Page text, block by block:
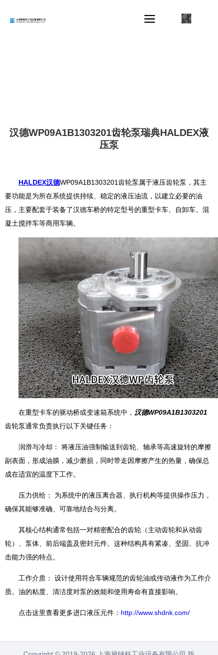
汉德WP09A1B1303201齿轮泵瑞典HALDEX液
压泵
HALDEX汉德WP09A1B1303201齿轮泵属于液压齿轮泵，其主
要功能是为所在系统提供持续、稳定的液压油流，以建立必要的油
压，主要配套于装备了汉德车桥的特定型号的重型卡车、自卸车、混
凝土搅拌车等商用车辆。
在重型卡车的驱动桥或变速箱系统中， 汉德WP09A1B1303201
齿轮泵通常负责执行以下关键任务：
润滑与冷却： 将液压油强制输送到齿轮、轴承等高速旋转的摩擦
副表面，形成油膜，减少磨损，同时带走因摩擦产生的热量，确保总
成在适宜的温度下工作。
压力供给： 为系统中的液压离合器、执行机构等提供操作压力，
确保其能够准确、可靠地结合与分离。
其核心结构通常包括一对精密配合的齿轮（主动齿轮和从动齿
轮）、泵体、前后端盖及密封元件。这种结构具有紧凑、坚固、抗冲
击能力强的特点。
工作介质： 设计使用符合车辆规范的齿轮油或传动液作为工作介
质。油的粘度、清洁度对泵的效能和使用寿命有直接影响。
点击这里查看更多进口液压元件： http://www.shdnk.com/